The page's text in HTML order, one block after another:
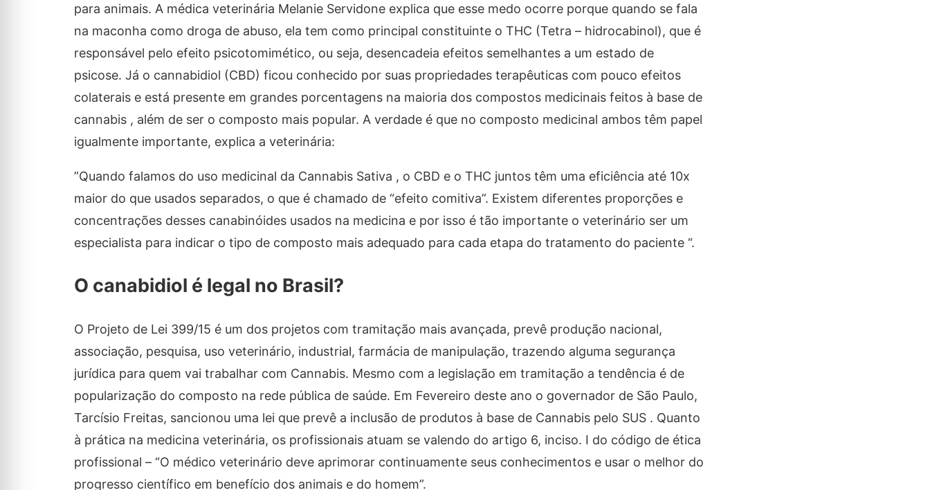
para animais. A médica veterinária Melanie Servidone explica que esse medo ocorre porque quando se fala
na maconha como droga de abuso, ela tem como principal constituinte o THC (Tetra – hidrocabinol), que é
responsável pelo efeito psicotomimético, ou seja, desencadeia efeitos semelhantes a um estado de
psicose. Já o cannabidiol (CBD) ficou conhecido por suas propriedades terapêuticas com pouco efeitos
colaterais e está presente em grandes porcentagens na maioria dos compostos medicinais feitos à base de
cannabis , além de ser o composto mais popular. A verdade é que no composto medicinal ambos têm papel
igualmente importante, explica a veterinária:
”Quando falamos do uso medicinal da Cannabis Sativa , o CBD e o THC juntos têm uma eficiência até 10x
maior do que usados separados, o que é chamado de “efeito comitiva”. Existem diferentes proporções e
concentrações desses canabinóides usados na medicina e por isso é tão importante o veterinário ser um
especialista para indicar o tipo de composto mais adequado para cada etapa do tratamento do paciente “.
O canabidiol é legal no Brasil?
O Projeto de Lei 399/15 é um dos projetos com tramitação mais avançada, prevê produção nacional,
associação, pesquisa, uso veterinário, industrial, farmácia de manipulação, trazendo alguma segurança
jurídica para quem vai trabalhar com Cannabis. Mesmo com a legislação em tramitação a tendência é de
popularização do composto na rede pública de saúde. Em Fevereiro deste ano o governador de São Paulo,
Tarcísio Freitas, sancionou uma lei que prevê a inclusão de produtos à base de Cannabis pelo SUS . Quanto
à prática na medicina veterinária, os profissionais atuam se valendo do artigo 6, inciso. I do código de ética
profissional – “O médico veterinário deve aprimorar continuamente seus conhecimentos e usar o melhor do
progresso científico em benefício dos animais e do homem”.